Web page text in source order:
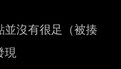
並沒有很足（被揍
現